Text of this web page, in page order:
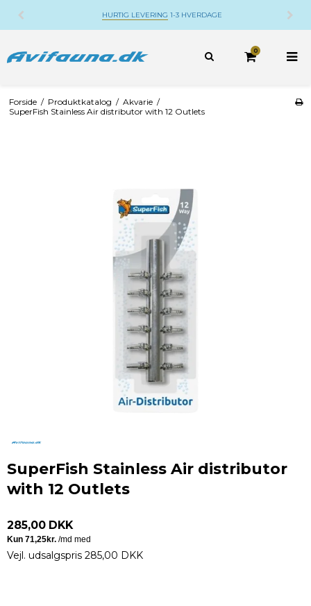
HURTIG LEVERING 1-3 HVERDAGE
0
Forside / Produktkatalog / Akvarie /
SuperFish Stainless Air distributor with 12 Outlets
SuperFish Stainless Air distributor
with 12 Outlets
285,00 DKK
Vejl. udsalgspris 285,00 DKK